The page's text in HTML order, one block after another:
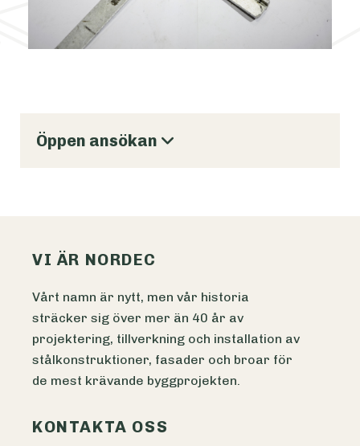
Öppen ansökan
VI ÄR NORDEC
Vårt namn är nytt, men vår historia
sträcker sig över mer än 40 år av
projektering, tillverkning och installation av
stålkonstruktioner, fasader och broar för
de mest krävande byggprojekten.
KONTAKTA OSS